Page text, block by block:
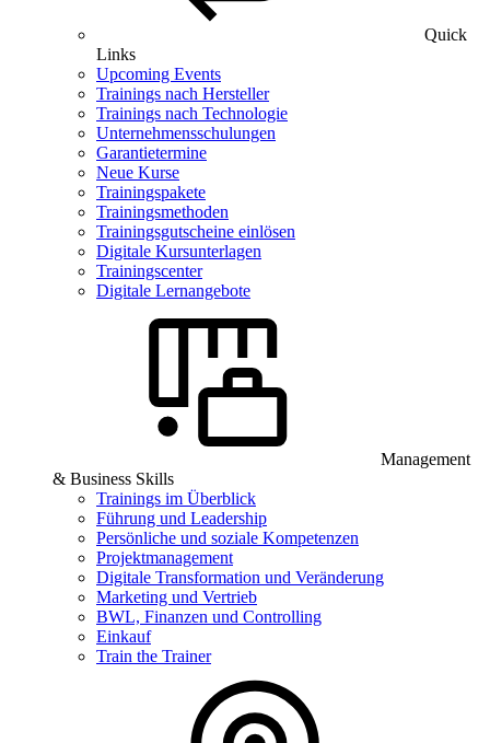
Quick
Links
Upcoming Events
Trainings nach Hersteller
Trainings nach Technologie
Unternehmensschulungen
Garantietermine
Neue Kurse
Trainingspakete
Trainingsmethoden
Trainingsgutscheine einlösen
Digitale Kursunterlagen
Trainingscenter
Digitale Lernangebote
Management
& Business Skills
Trainings im Überblick
Führung und Leadership
Persönliche und soziale Kompetenzen
Projektmanagement
Digitale Transformation und Veränderung
Marketing und Vertrieb
BWL, Finanzen und Controlling
Einkauf
Train the Trainer